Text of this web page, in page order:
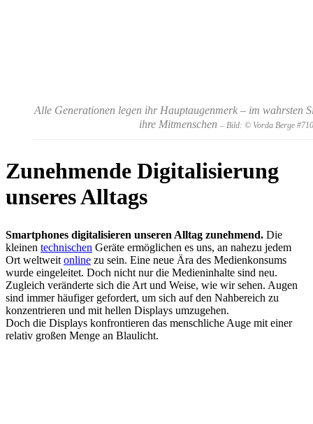
Alle Generationen legen ihr Hauptaugenmerk – im wahrsten
ihre Mitmenschen – Bild: © Vorda Berge
Zunehmende Digitalisierung
unseres Alltags
Smartphones digitalisieren unseren Alltag zunehmend. Die
kleinen technischen Geräte ermöglichen es uns, an nahezu jedem
Ort weltweit online zu sein. Eine neue Ära des Medienkonsums
wurde eingeleitet. Doch nicht nur die Medieninhalte sind neu.
Zugleich veränderte sich die Art und Weise, wie wir sehen. Augen
sind immer häufiger gefordert, um sich auf den Nahbereich zu
konzentrieren und mit hellen Displays umzugehen.
Doch die Displays konfrontieren das menschliche Auge mit einer
relativ großen Menge an Blaulicht.